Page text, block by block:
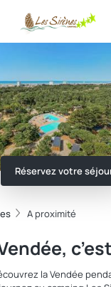
Réservez votre
A proximité
la Vendée